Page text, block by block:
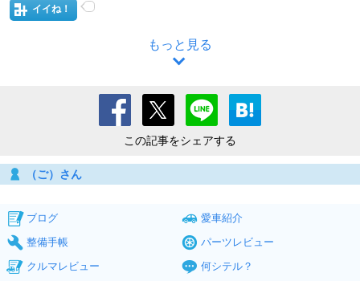
イイね！
もっと見る
この記事をシェアする
（ご）さん
ブログ
愛車紹介
整備手帳
パーツレビュー
クルマレビュー
何シテル？